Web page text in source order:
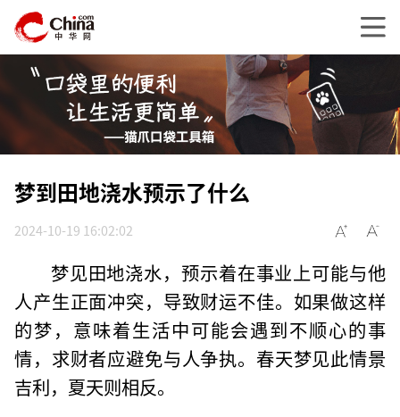
梦到田地浇水预示了什么
2024-10-19 16:02:02
梦见田地浇水，预示着在事业上可能与他
人产生正面冲突，导致财运不佳。如果做这样
的梦，意味着生活中可能会遇到不顺心的事
情，求财者应避免与人争执。春天梦见此情景
吉利，夏天则相反。